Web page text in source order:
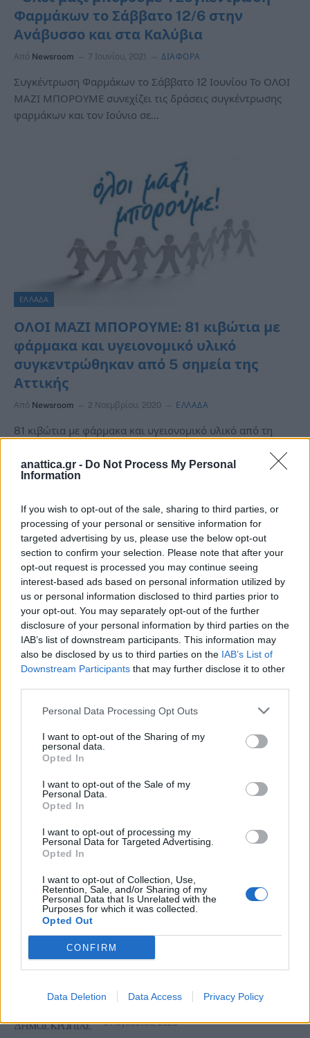
anattica.gr - Do Not Process My Personal
Information
If you wish to opt-out of the sale, sharing to third parties, or
processing of your personal or sensitive information for
targeted advertising by us, please use the below opt-out
section to confirm your selection. Please note that after your
opt-out request is processed you may continue seeing
interest-based ads based on personal information utilized by
us or personal information disclosed to third parties prior to
your opt-out. You may separately opt-out of the further
disclosure of your personal information by third parties on the
IAB’s list of downstream participants. This information may
also be disclosed by us to third parties on the IAB’s List of
Downstream Participants that may further disclose it to other
Personal Data Processing Opt Outs
I want to opt-out of the Sharing of my
personal data.
Opted In
I want to opt-out of the Sale of my
Personal Data.
Opted In
I want to opt-out of processing my
Personal Data for Targeted Advertising.
Opted In
I want to opt-out of Collection, Use,
Retention, Sale, and/or Sharing of my
Personal Data that Is Unrelated with the
Purposes for which it was collected.
Opted Out
CONFIRM
Data Deletion Data Access Privacy Policy
Φαρμάκων το Σάββατο 12/6 στην
Ανάβυσσο και στα Καλύβια
Από Newsroom 7 Ιουνίου, 2021 ΔΙΑΦΟΡΑ
Συγκέντρωση Φαρμάκων το Σάββατο 12 Ιουνίου Το ΟΛΟΙ
ΜΑΖΙ ΜΠΟΡΟΥΜΕ συνεχίζει τις δράσεις συγκέντρωσης
φαρμάκων και τον Ιούνιο σε…
ΕΛΛΑΔΑ
ΟΛΟΙ ΜΑΖΙ ΜΠΟΡΟΥΜΕ: 81 κιβώτια με
φάρμακα και υγειονομικό υλικό
συγκεντρώθηκαν από 5 σημεία της
Αττικής
Από Newsroom 2 Νοεμβρίου, 2020 ΕΛΛΑΔΑ
81 κιβώτια με φάρμακα και υγειονομικό υλικό από τη
Οκτωβρίου Με…
ΤΕΛΕΥΤΑΊΑ ΝΈΑ
Σοβαρό τροχαίο στην Αθηνών–
Σουνίου: ΙΧ έκανε αναστροφή και
αστυνομικοί τραυματίστηκαν
9 Αυγούστου, 2026
Αποχέτευση Αγίας Μαρίνας-
Αγ.Δημητρίου και Κιτσίου Κορωπίου
8 Αυγούστου, 2026